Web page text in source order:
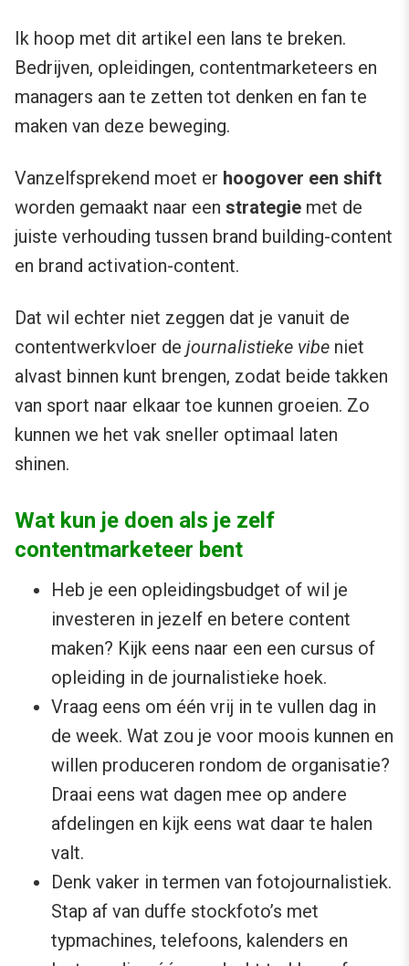
Ik hoop met dit artikel een lans te breken.
Bedrijven, opleidingen, contentmarketeers en
managers aan te zetten tot denken en fan te
maken van deze beweging.
Vanzelfsprekend moet er hoogover een shift
worden gemaakt naar een strategie met de
juiste verhouding tussen brand building-content
en brand activation-content.
Dat wil echter niet zeggen dat je vanuit de
contentwerkvloer de journalistieke vibe niet
alvast binnen kunt brengen, zodat beide takken
van sport naar elkaar toe kunnen groeien. Zo
kunnen we het vak sneller optimaal laten
shinen.
Wat kun je doen als je zelf
contentmarketeer bent
Heb je een opleidingsbudget of wil je
investeren in jezelf en betere content
maken? Kijk eens naar een een cursus of
opleiding in de journalistieke hoek.
Vraag eens om één vrij in te vullen dag in
de week. Wat zou je voor moois kunnen en
willen produceren rondom de organisatie?
Draai eens wat dagen mee op andere
afdelingen en kijk eens wat daar te halen
valt.
Denk vaker in termen van fotojournalistiek.
Stap af van duffe stockfoto’s met
typmachines, telefoons, kalenders en